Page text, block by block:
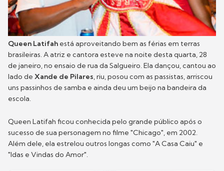
Queen Latifah está aproveitando bem as férias em terras
brasileiras. A atriz e cantora esteve na noite desta quarta, 28
de janeiro, no ensaio de rua da Salgueiro. Ela dançou, cantou ao
lado de Xande de Pilares, riu, posou com as passistas, arriscou
uns passinhos de samba e ainda deu um beijo na bandeira da
escola.
Queen Latifah ficou conhecida pelo grande público após o
sucesso de sua personagem no filme "Chicago", em 2002.
Além dele, ela estrelou outros longas como "A Casa Caiu" e
"Idas e Vindas do Amor".